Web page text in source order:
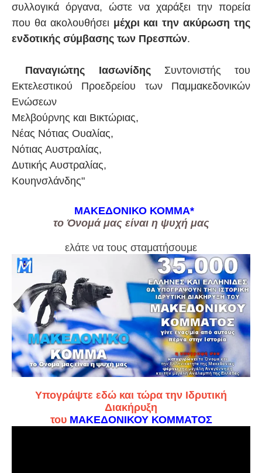
συλλογικά όργανα, ώστε να χαράξει την πορεία
που θα ακολουθήσειμέχρι και την ακύρωση της
ενδοτικής σύμβασης των Πρεσπών.
Παναγιώτης ΙασωνίδηςΣυντονιστής του
Εκτελεστικού Προεδρείου των Παμμακεδονικών
Ενώσεων
Μελβούρνης και Βικτώριας,
Νέας Νότιας Ουαλίας,
Νότιας Αυστραλίας,
Δυτικής Αυστραλίας,
Κουηνσλάνδης"
ΜΑΚΕΔΟΝΙΚΟ ΚΟΜΜΑ*
το Όνομά μας είναι η ψυχή μας
ελάτε να τους σταματήσουμε
Υπογράψτε εδώ και τώρα την Ιδρυτική
Διακήρυξη
του ΜΑΚΕΔΟΝΙΚΟΥ ΚΟΜΜΑΤΟΣ